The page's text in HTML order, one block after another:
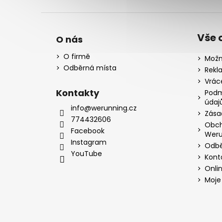
O nás
O firmě
Odběrná místa
Kontakty
info@werunning.cz
774432606
Facebook
Instagram
YouTube
Vše